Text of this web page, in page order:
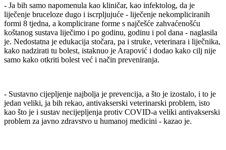
- Ja bih samo napomenula kao kliničar, kao infektolog, da je
liječenje bruceloze dugo i iscrpljujuće - liječenje nekompliciranih
formi 8 tjedna, a komplicirane forme s najčešće zahvaćenošću
koštanog sustava liječimo i po godinu, godinu i pol dana - naglasila
je. Nedostatna je edukacija stočara, pa i struke, veterinara i liječnika,
kako nadzirati tu bolest, istaknuo je Arapović i dodao kako cilj nije
samo kako otkriti bolest već i način preveniranja.
- Sustavno cijepljenje najbolja je prevencija, a što je izostalo, i to je
jedan veliki, ja bih rekao, antivakserski veterinarski problem, isto
kao što je i sustav necijepljenja protiv COVID-a veliki antivakserski
problem za javno zdravstvo u humanoj medicini - kazao je.